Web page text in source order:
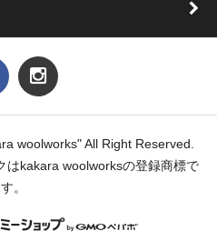
woolworks" All Right Reserved.
はkakara woolworksの登録商標で
す。